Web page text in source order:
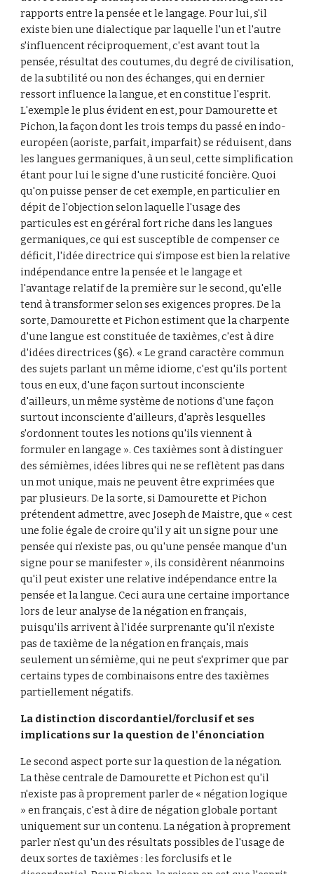
rapports entre la pensée et le langage. Pour lui, s'il
existe bien une dialectique par laquelle l'un et l'autre
s'influencent réciproquement, c'est avant tout la
pensée, résultat des coutumes, du degré de civilisation,
de la subtilité ou non des échanges, qui en dernier
ressort influence la langue, et en constitue l'esprit.
L'exemple le plus évident en est, pour Damourette et
Pichon, la façon dont les trois temps du passé en indo-
européen (aoriste, parfait, imparfait) se réduisent, dans
les langues germaniques, à un seul, cette simplification
étant pour lui le signe d'une rusticité foncière. Quoi
qu'on puisse penser de cet exemple, en particulier en
dépit de l'objection selon laquelle l'usage des
particules est en géréral fort riche dans les langues
germaniques, ce qui est susceptible de compenser ce
déficit, l'idée directrice qui s'impose est bien la relative
indépendance entre la pensée et le langage et
l'avantage relatif de la première sur le second, qu'elle
tend à transformer selon ses exigences propres. De la
sorte, Damourette et Pichon estiment que la charpente
d'une langue est constituée de taxièmes, c'est à dire
d'idées directrices (§6). « Le grand caractère commun
des sujets parlant un même idiome, c'est qu'ils portent
tous en eux, d'une façon surtout inconsciente
d'ailleurs, un même système de notions d'une façon
surtout inconsciente d'ailleurs, d'après lesquelles
s'ordonnent toutes les notions qu'ils viennent à
formuler en langage ». Ces taxièmes sont à distinguer
des sémièmes, idées libres qui ne se reflètent pas dans
un mot unique, mais ne peuvent être exprimées que
par plusieurs. De la sorte, si Damourette et Pichon
prétendent admettre, avec Joseph de Maistre, que « cest
une folie égale de croire qu'il y ait un signe pour une
pensée qui n'existe pas, ou qu'une pensée manque d'un
signe pour se manifester », ils considèrent néanmoins
qu'il peut exister une relative indépendance entre la
pensée et la langue. Ceci aura une certaine importance
lors de leur analyse de la négation en français,
puisqu'ils arrivent à l'idée surprenante qu'il n'existe
pas de taxième de la négation en français, mais
seulement un sémième, qui ne peut s'exprimer que par
certains types de combinaisons entre des taxièmes
partiellement négatifs.
La distinction discordantiel/forclusif et ses
implications sur la question de l'énonciation
Le second aspect porte sur la question de la négation.
La thèse centrale de Damourette et Pichon est qu'il
n'existe pas à proprement parler de « négation logique
» en français, c'est à dire de négation globale portant
uniquement sur un contenu. La négation à proprement
parler n'est qu'un des résultats possibles de l'usage de
deux sortes de taxièmes : les forclusifs et le